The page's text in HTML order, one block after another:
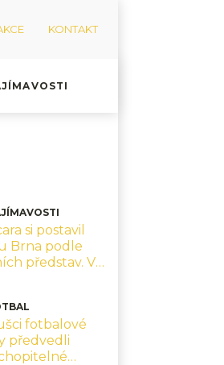
KONTAKT
si postavil
Brna podle
představ. V
fotbalové
předvedli